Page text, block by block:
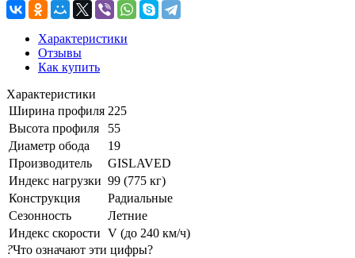
Характеристики
Отзывы
Как купить
Характеристики
Ширина профиля 225
Высота профиля
55
Диаметр обода
19
Производитель
GISLAVED
Индекс нагрузки 99 (775 кг)
Конструкция
Радиальные
Сезонность
Летние
Индекс скорости V (до 240 км/ч)
?Что означают эти цифры?